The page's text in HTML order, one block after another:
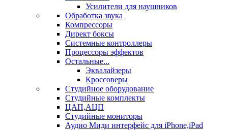
Усилители для наушников
Обработка звука
Компрессоры
Директ боксы
Системные контроллеры
Процессоры эффектов
Остальные...
Эквалайзеры
Кроссоверы
Студийное оборудование
Студийные комплекты
ЦАП,АЦП
Студийные мониторы
Аудио Миди интерфейс для iPhone,iPad